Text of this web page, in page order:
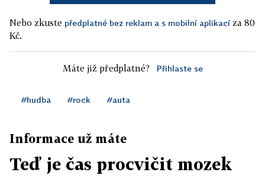
Nebo zkuste předplatné bez reklam a s mobilní aplikací za 80
Kč.
Máte již předplatné? Přihlaste se
#hudba #rock #auta
Informace už máte
Teď je čas procvičit mozek